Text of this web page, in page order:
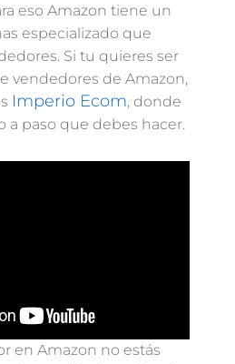
eso Amazon tiene un
especializado que
Si tu quieres ser
vendedores de Amazon,
Imperio Ecom, donde
a paso que debes hacer.
en Amazon no estás